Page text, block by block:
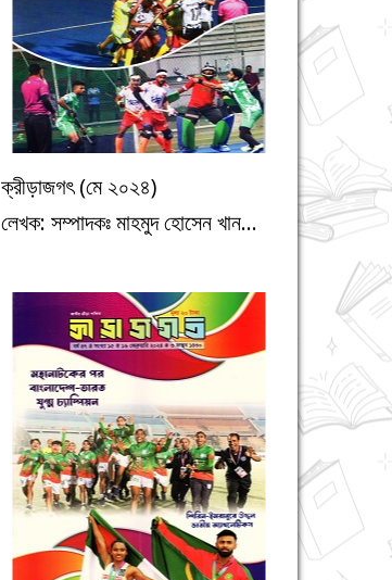
ক্রীড়াজগৎ (মে ২০২৪)
লেখক: সম্পাদকঃ মাহমুদ হোসেন খান...
ক্রীড়া